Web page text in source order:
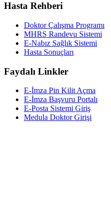
Hasta Rehberi
Doktor Çalışma Programı
MHRS Randevu Sistemi
E-Nabız Sağlık Sistemi
Hasta Sonuçları
Faydalı Linkler
E-İmza Pin Kilit Açma
E-İmza Başvuru Portalı
E-Posta Sistemi Giriş
Medula Doktor Girişi